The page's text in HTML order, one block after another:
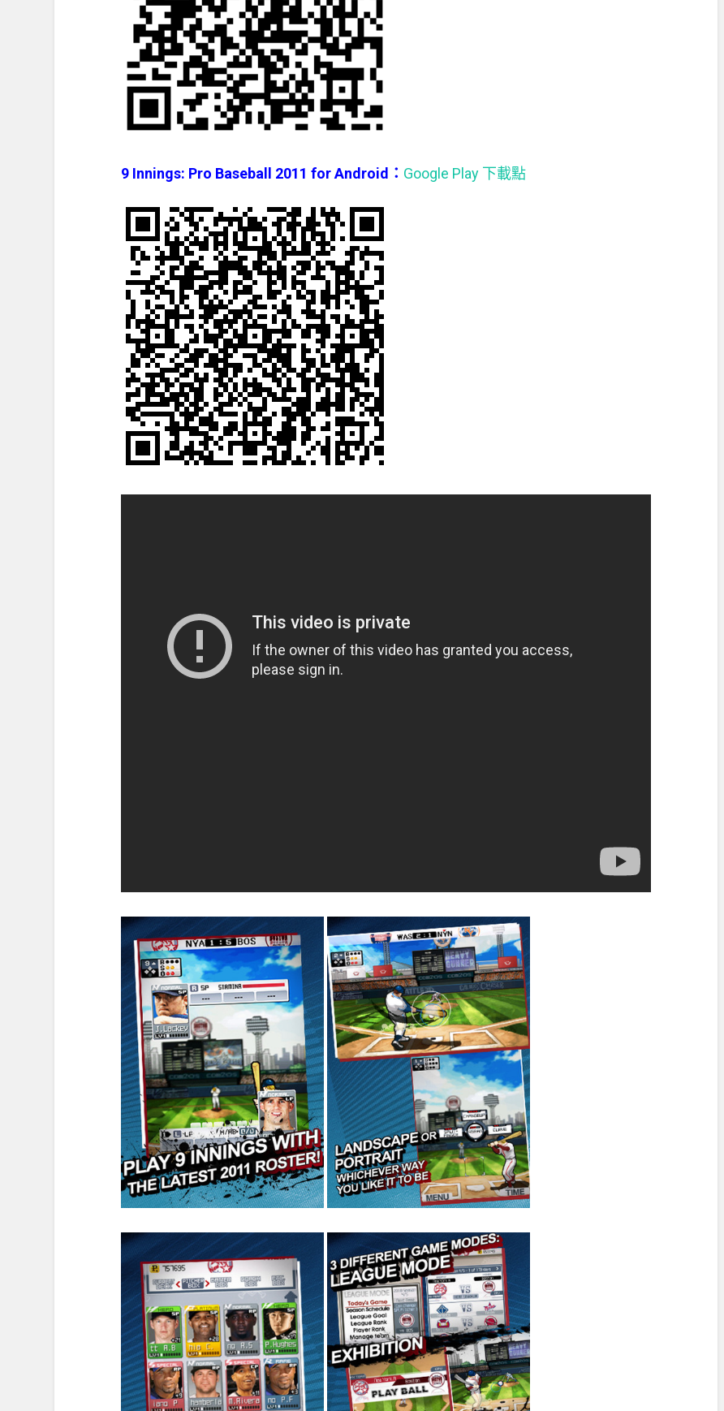
9 Innings: Pro Baseball 2011 for Android： Google Play 下載點